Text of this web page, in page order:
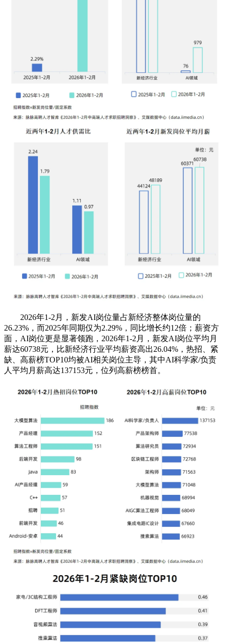
2026年1-2月，新发AI岗位量占新经济整体岗位量的
26.23%，而2025年同期仅为2.29%，同比增长约12倍；薪资方
面，AI岗位更是显著领跑，2026年1-2月，新发AI岗位平均月
薪达60738元，比新经济行业平均薪资高出26.04%，热招、紧
缺、高薪榜TOP10均被AI相关岗位主导，其中AI科学家/负责
人平均月薪高达137153元，位列高薪榜榜首。